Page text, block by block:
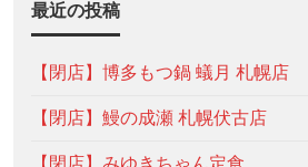
最近の投稿
【閉店】博多もつ鍋 蟻月 札幌店
【閉店】鰻の成瀬 札幌伏古店